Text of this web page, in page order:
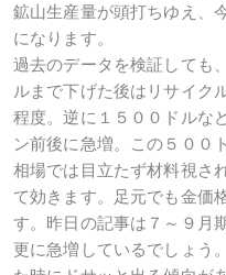
鉱山生産量が頭打ちゆえ、
になります。
過去のデータを検証しても
ルまで下げた後はリサイク
程度。逆に１５００ドルな
ン前後に急増。この５００
相場では目立たず材料視さ
て効きます。足元でも金価
す。昨日の記事は７～９月
更に急増しているでしょう